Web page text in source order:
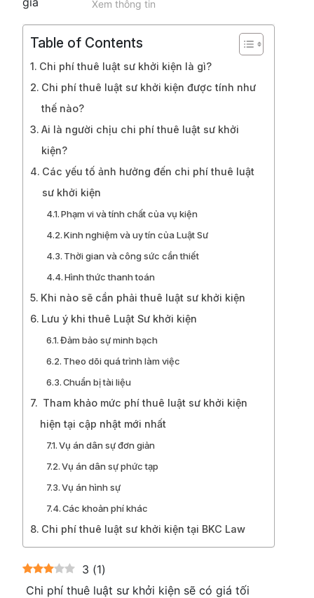
Xem thông tin
Table of Contents
Chi phí thuê luật sư khởi kiện là gì?
Chi phí thuê luật sư khởi kiện được tính như
thế nào?
Ai là người chịu chi phí thuê luật sư khởi
kiện?
Các yếu tố ảnh hưởng đến chi phí thuê luật
sư khởi kiện
Phạm vi và tính chất của vụ kiện
Kinh nghiệm và uy tín của Luật Sư
Thời gian và công sức cần thiết
Hình thức thanh toán
Khi nào sẽ cần phải thuê luật sư khởi kiện
Lưu ý khi thuê Luật Sư khởi kiện
Đảm bảo sự minh bạch
Theo dõi quá trình làm việc
Chuẩn bị tài liệu
Tham khảo mức phí thuê luật sư khởi kiện
hiện tại cập nhật mới nhất
Vụ án dân sự đơn giản
Vụ án dân sự phức tạp
Vụ án hình sự
Các khoản phí khác
Chi phí thuê luật sư khởi kiện tại BKC Law
3 (1)
Chi phí thuê luật sư khởi kiện sẽ có giá tối